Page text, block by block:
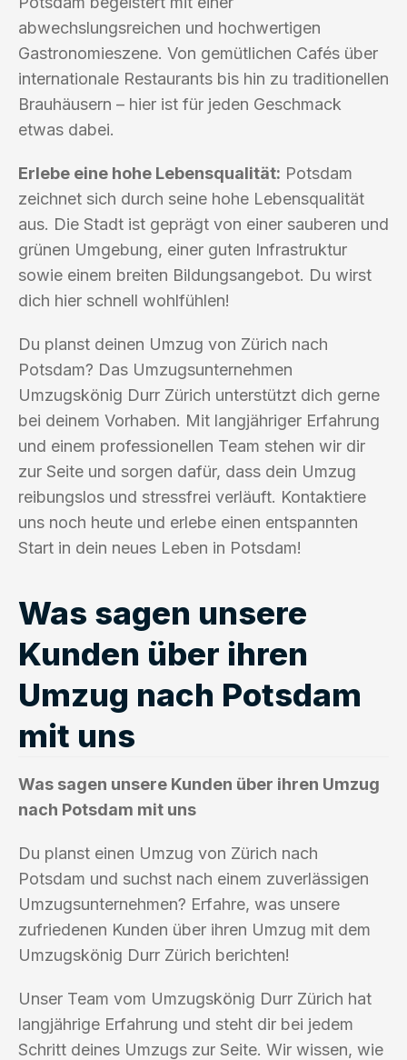
abwechslungsreichen und hochwertigen
Gastronomieszene. Von gemütlichen Cafés über
internationale Restaurants bis hin zu traditionellen
Brauhäusern – hier ist für jeden Geschmack
etwas dabei.
Erlebe eine hohe Lebensqualität: Potsdam
zeichnet sich durch seine hohe Lebensqualität
aus. Die Stadt ist geprägt von einer sauberen und
grünen Umgebung, einer guten Infrastruktur
sowie einem breiten Bildungsangebot. Du wirst
dich hier schnell wohlfühlen!
Du planst deinen Umzug von Zürich nach
Potsdam? Das Umzugsunternehmen
Umzugskönig Durr Zürich unterstützt dich gerne
bei deinem Vorhaben. Mit langjähriger Erfahrung
und einem professionellen Team stehen wir dir
zur Seite und sorgen dafür, dass dein Umzug
reibungslos und stressfrei verläuft. Kontaktiere
uns noch heute und erlebe einen entspannten
Start in dein neues Leben in Potsdam!
Was sagen unsere
Kunden über ihren
Umzug nach Potsdam
mit uns
Was sagen unsere Kunden über ihren Umzug
nach Potsdam mit uns
Du planst einen Umzug von Zürich nach
Potsdam und suchst nach einem zuverlässigen
Umzugsunternehmen? Erfahre, was unsere
zufriedenen Kunden über ihren Umzug mit dem
Umzugskönig Durr Zürich berichten!
Unser Team vom Umzugskönig Durr Zürich hat
langjährige Erfahrung und steht dir bei jedem
Schritt deines Umzugs zur Seite. Wir wissen, wie